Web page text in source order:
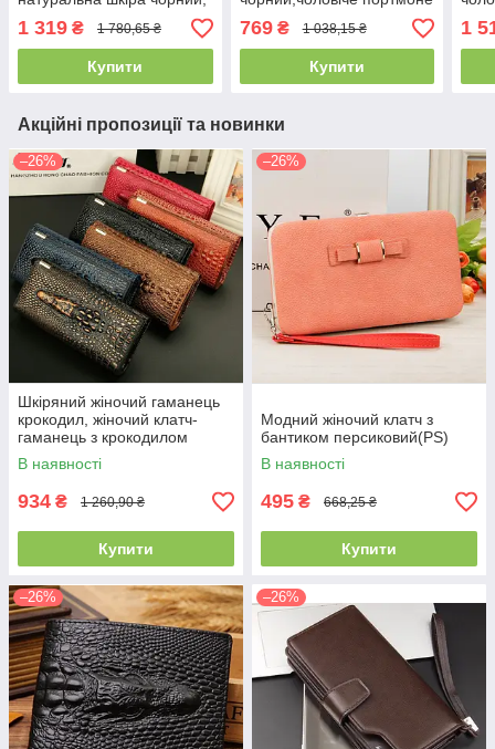
гаманець для чоловіка з
натуральної шкіри
1 319 ₴ 1 780,65 ₴
Купити
натуральна шкіра з
крокодилом рептилія(PS)
769₴ 1 038,15 ₴
Купити
1
Акційні пропозиції та новинки
–26%
Шкіряний жіночий гаманець
крокодил, жіночий клатч-
гаманець з крокодилом
натуральна шкіра(PS)
В наявності
934 ₴ 1 260,90 ₴
Купити
–26%
Модний жіночий клатч з
бантиком персиковий(PS)
В наявності
495 ₴ 668,25 ₴
Купити
–26% –26%